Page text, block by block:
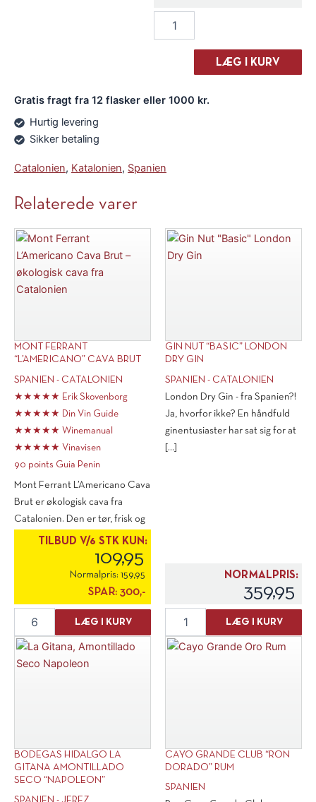
LÆG I KURV
Gratis fragt fra 12 flasker eller 1000 kr.
Hurtig levering
Sikker betaling
Catalonien, Katalonien, Spanien
Relaterede varer
MONT FERRANT
“L’AMERICANO” CAVA BRUT
SPANIEN - CATALONIEN
★★★★★ Erik Skovenborg
★★★★★ Din Vin Guide
★★★★★ Winemanual
★★★★★ Vinavisen
90 points Guia Penin
Mont Ferrant L’Americano Cava
Brut er økologisk cava fra
Catalonien. Den er tør, frisk og
fuld [...]
TILBUD V/6 STK KUN:
109,95
Normalpris: 159,95
SPAR: 300,-
Ferrant
"L'Americano"
Brut
LÆG I KURV
GIN NUT “BASIC” LONDON
DRY GIN
SPANIEN - CATALONIEN
London Dry Gin - fra Spanien?!
Ja, hvorfor ikke? En håndfuld
ginentusiaster har sat sig for at
[...]
NORMALPRIS:
359,95
"Basic"
London
LÆG I KURV
BODEGAS HIDALGO LA
GITANA AMONTILLADO
SECO “NAPOLEON”
CAYO GRANDE CLUB “RON
DORADO” RUM
SPANIEN